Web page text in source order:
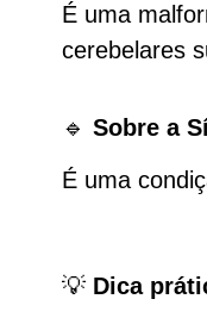
É uma
cerebelares
🔹 Sobre a
É uma
💡 Dica